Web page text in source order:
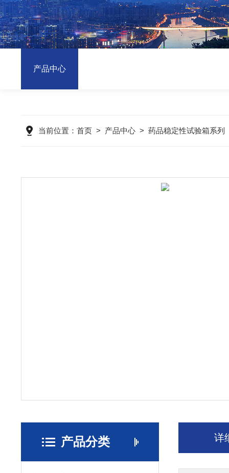
产品中心
当前位置： 首页> 产品中心> 药品稳定性试验箱系列
产品分类 详